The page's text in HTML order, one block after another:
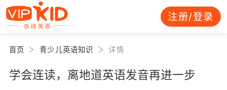
注册/登录
首页 青少儿英语知识 详情
学会连读，离地道英语发音再进一步